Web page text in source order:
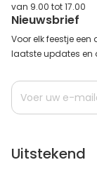
van 9.00 tot 17.00
Nieuwsbrief
Voor elk feestje
laatste updates en
Abonneer
op
Uitstekend